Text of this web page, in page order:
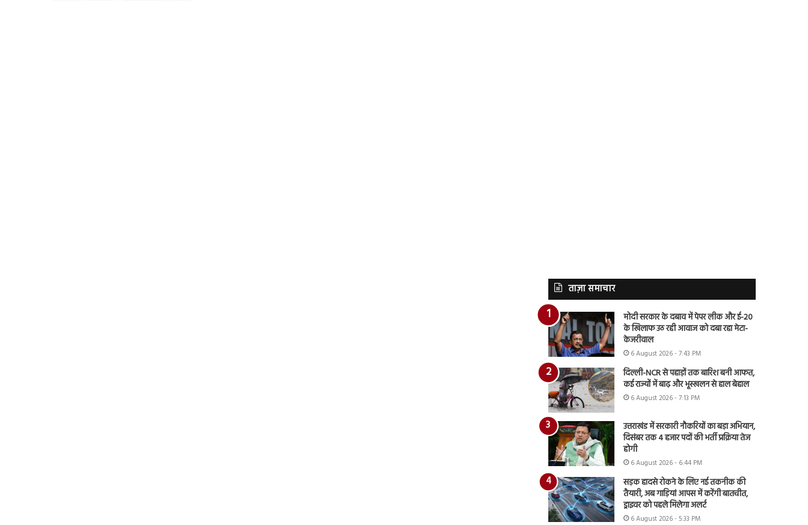
ताज़ा समाचार
मोदी सरकार के दबाव में पेपर लीक और ई-20
के खिलाफ उठ रही आवाज को दबा रहा मेटा-
केजरीवाल
6 August 2026 - 7:43 PM
दिल्ली-NCR से पहाड़ों तक बारिश बनी आफत,
कई राज्यों में बाढ़ और भूस्खलन से हाल बेहाल
6 August 2026 - 7:13 PM
उत्तराखंड में सरकारी नौकरियों का बड़ा अभियान,
दिसंबर तक 4 हजार पदों की भर्ती प्रक्रिया तेज
होगी
6 August 2026 - 6:44 PM
सड़क हादसे रोकने के लिए नई तकनीक की
तैयारी, अब गाड़ियां आपस में करेंगी बातचीत,
ड्राइवर को पहले मिलेगा अलर्ट
6 August 2026 - 5:33 PM